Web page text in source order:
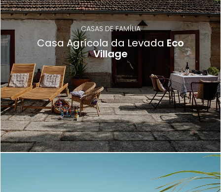
CASAS DE FAMÍLIA
Casa Agrícola da Levada Eco
Village